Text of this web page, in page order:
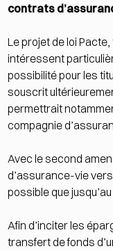
contrats
Le projet de loi
intéressent
possibilité pour les
souscrit
permettrait
compagnie
Avec le second
d’assurance-vie
possible que
Afin d’inciter les
transfert de fonds